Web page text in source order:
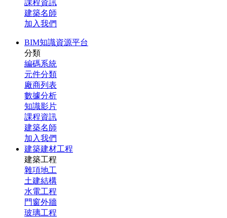
課程資訊
建築名師
加入我們
BIM知識資源平台
分類
編碼系統
元件分類
廠商列表
數據分析
知識影片
課程資訊
建築名師
加入我們
建築建材工程
建築工程
雜項地工
土建結構
水電工程
門窗外牆
玻璃工程